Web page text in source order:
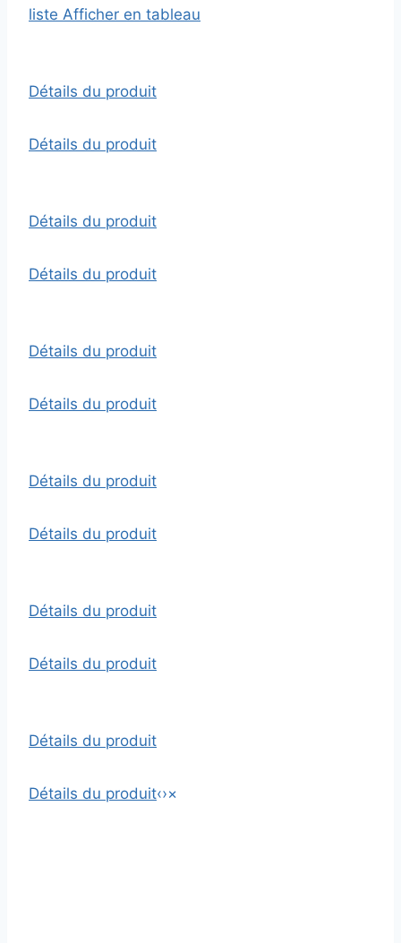
liste Afficher en tableau
Détails du produit
Détails du produit
Détails du produit
Détails du produit
Détails du produit
Détails du produit
Détails du produit
Détails du produit
Détails du produit
Détails du produit
Détails du produit
Détails du produit‹›×